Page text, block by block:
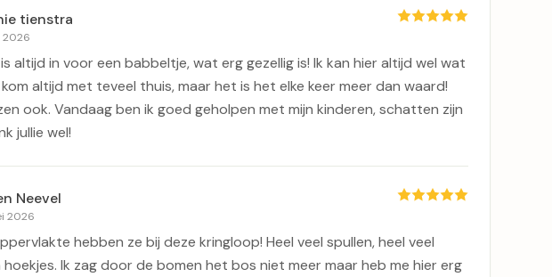
tienstra
2026
altijd in voor een babbeltje, wat erg gezellig is! Ik kan hier altijd wel wat
altijd met teveel thuis, maar het is het elke keer meer dan waard!
ook. Vandaag ben ik goed geholpen met mijn kinderen, schatten zijn
jullie wel!
Neevel
2026
hebben ze bij deze kringloop! Heel veel spullen, heel veel
hoekjes. Ik zag door de bomen het bos niet meer maar heb me hier erg